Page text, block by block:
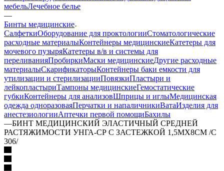
мебельЛечебное белье
—
Бинты медицинские
СалфеткиОборудование для проктологииСтоматологические
расходные материалыКонтейнеры медицинскиеКатетеры для
мочевого пузыряКатетеры в/в и системы для
переливанияПробиркиМаски медицинскиеДругие расходные
материалыСкарификаторыКонтейнеры баки емкости для
утилизации и стерилизацииПовязкиПластыри и
лейкопластыриТампоны медицинскиеГемостатические
губкиКонтейнеры для анализовШприцы и иглыМедицинская
одежда одноразоваяПерчатки и напаличникиВатаИзделия для
анестезиологииАптечки первой помощиБахилы
—БИНТ МЕДИЦИНСКИЙ ЭЛАСТИЧНЫЙ СРЕДНЕЙ
РАСТЯЖИМОСТИ УНГА-СР С ЗАСТЕЖКОЙ 1,5МX8СМ /С
306/